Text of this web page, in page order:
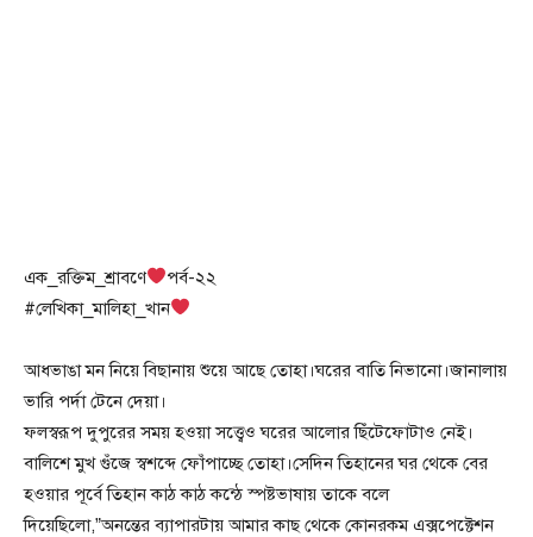
এক_রক্তিম_শ্রাবণে
পর্ব-২২
#লেখিকা_মালিহা_খান
আধভাঙা মন নিয়ে বিছানায় শুয়ে আছে তোহা।ঘরের বাতি নিভানো।জানালায়
ভারি পর্দা টেনে দেয়া।
ফলস্বরূপ দুপুরের সময় হওয়া সত্ত্বেও ঘরের আলোর ছিঁটেফোটাও নেই।
বালিশে মুখ গুঁজে স্বশব্দে ফোঁপাচ্ছে তোহা।সেদিন তিহানের ঘর থেকে বের
হওয়ার পূর্বে তিহান কাঠ কাঠ কন্ঠে স্পষ্টভাষায় তাকে বলে
দিয়েছিলো,”অনন্তের ব্যাপারটায় আমার কাছ থেকে কোনরকম এক্সপেক্টেশন